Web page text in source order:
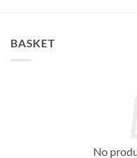
BASKET
No